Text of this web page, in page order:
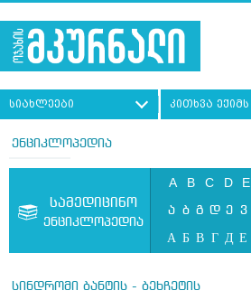
სიახლეები კითხვა ექიმს
ენციკლოპედია
სამედიცინო
ენციკლოპედია
A B C D E
ა ბ გ დ ე ვ
А Б В Г Д Е
სინდრომი ბანტის - ბეხჩეტის